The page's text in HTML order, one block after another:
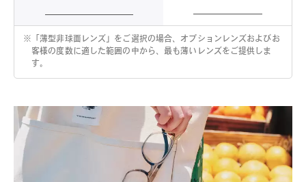
※
「薄型非球面レンズ」をご選択の場合、オプションレンズおよびお
客様の度数に適した範囲の中から、最も薄いレンズをご提供しま
す。